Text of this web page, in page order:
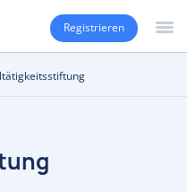
Registrieren